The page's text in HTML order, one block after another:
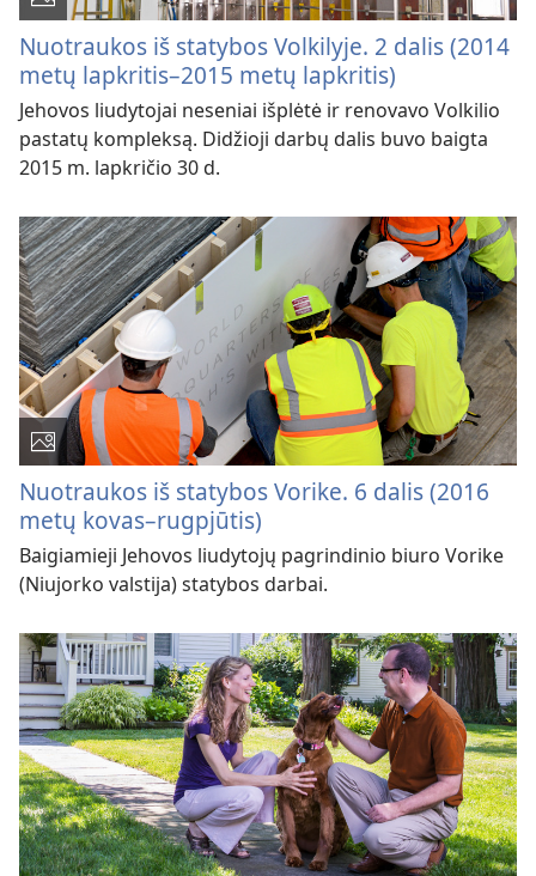
Nuotraukos iš statybos Volkilyje. 2 dalis (2014
metų lapkritis–2015 metų lapkritis)
Jehovos liudytojai neseniai išplėtė ir renovavo Volkilio
pastatų kompleksą. Didžioji darbų dalis buvo baigta
2015 m. lapkričio 30 d.
Nuotraukos iš statybos Vorike. 6 dalis (2016
metų kovas–rugpjūtis)
Baigiamieji Jehovos liudytojų pagrindinio biuro Vorike
(Niujorko valstija) statybos darbai.